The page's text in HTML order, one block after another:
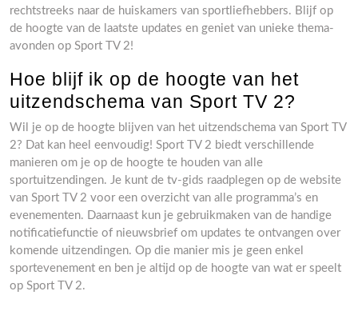
rechtstreeks naar de huiskamers van sportliefhebbers. Blijf op
de hoogte van de laatste updates en geniet van unieke thema-
avonden op Sport TV 2!
Hoe blijf ik op de hoogte van het
uitzendschema van Sport TV 2?
Wil je op de hoogte blijven van het uitzendschema van Sport TV
2? Dat kan heel eenvoudig! Sport TV 2 biedt verschillende
manieren om je op de hoogte te houden van alle
sportuitzendingen. Je kunt de tv-gids raadplegen op de website
van Sport TV 2 voor een overzicht van alle programma’s en
evenementen. Daarnaast kun je gebruikmaken van de handige
notificatiefunctie of nieuwsbrief om updates te ontvangen over
komende uitzendingen. Op die manier mis je geen enkel
sportevenement en ben je altijd op de hoogte van wat er speelt
op Sport TV 2.